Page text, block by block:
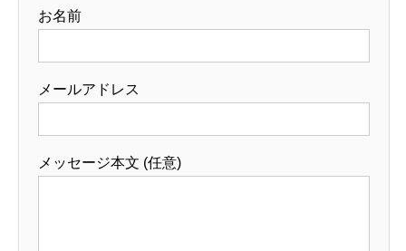
お名前
メールアドレス
メッセージ本文 (任意)